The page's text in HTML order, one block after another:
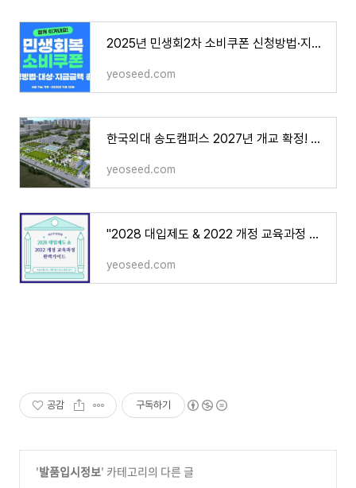
2025년 민생회2차 소비쿠폰 신청방법·지급 일정·사용처 및 대상자 종합 안내
yeoseed.com
한국외대 송도캠퍼스 2027년 개교 확정! 교육부 승인·학과·입학정원·특화전략 총정리
yeoseed.com
"2028 대입제도 & 2022 개정 교육과정 완벽 해설 | 내신·수능 변화와 선택과목 전략"
yeoseed.com
공감 구독하기
'발품입시정보' 카테고리의 다른 글